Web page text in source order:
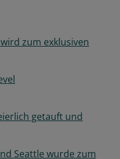
zum exklusiven
getauft und
Seattle wurde zum